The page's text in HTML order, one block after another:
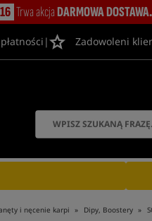
Trwa akcjaDARMOWA DOSTAWA.
| Zadowoleni
i nęcenie karpi Dipy, Boostery